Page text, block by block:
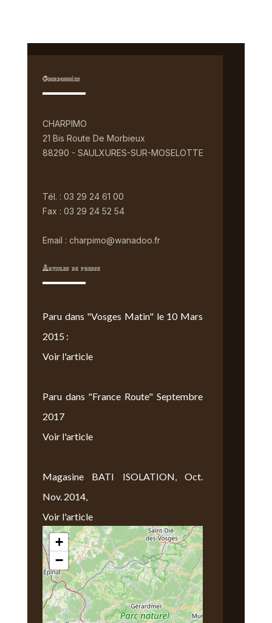
Coordonnées
CHARPIMO
21 Bis Route De Morbieux
88290 - SAULXURES-SUR-MOSELOTTE
Tél. : 03 29 24 61 00
Fax : 03 29 24 52 54
Email : charpimo@wanadoo.fr
Articles de presse
Paru dans "Vosges Matin" le 10 Mars
2015 :
Voir l'article
Paru dans "France Route" Septembre
2017
Voir l'article
Magasine BATI ISOLATION, Oct.
Nov. 2014,
Voir l'article
Nous Trouver
+
−